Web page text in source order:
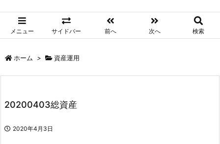
メニュー サイドバー 前へ 次へ 検索
ホーム > 資産運用
20200403総資産
2020年4月3日